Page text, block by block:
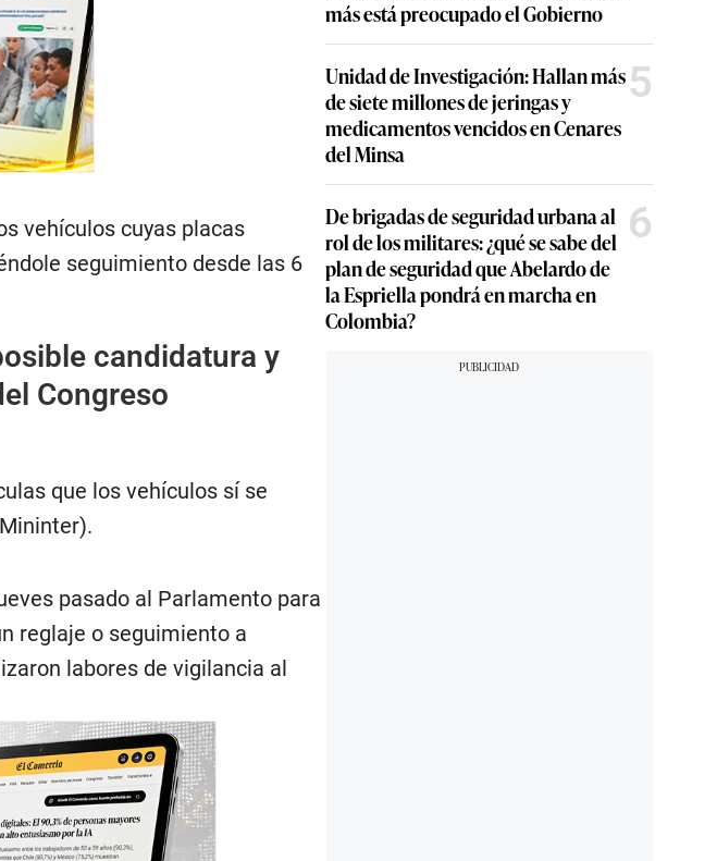
vehículos cuyas placas
seguimiento desde las 6
candidatura y
Congreso
que los vehículos sí se
pasado al Parlamento para
reglaje o seguimiento a
labores de vigilancia al
más está preocupado el Gobierno
Unidad de Investigación: Hallan más
de siete millones de jeringas y
medicamentos vencidos en Cenares
del Minsa
5
De brigadas de seguridad urbana al
rol de los militares: ¿qué se sabe del
plan de seguridad que Abelardo de
la Espriella pondrá en marcha en
Colombia?
6